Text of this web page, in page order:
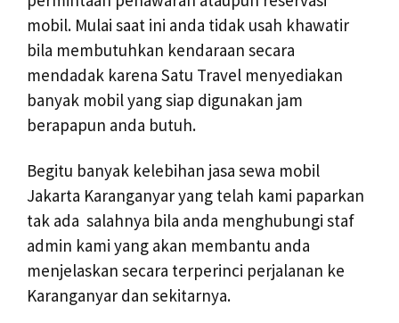
mobil. Mulai saat ini anda tidak usah khawatir
bila membutuhkan kendaraan secara
mendadak karena Satu Travel menyediakan
banyak mobil yang siap digunakan jam
berapapun anda butuh.
Begitu banyak kelebihan jasa sewa mobil
Jakarta Karanganyar yang telah kami paparkan
tak ada salahnya bila anda menghubungi staf
admin kami yang akan membantu anda
menjelaskan secara terperinci perjalanan ke
Karanganyar dan sekitarnya.